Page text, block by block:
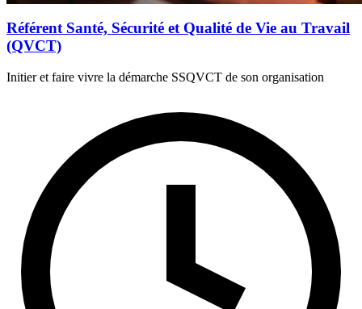
Référent Santé, Sécurité et Qualité de Vie au Travail
(QVCT)
Initier et faire vivre la démarche SSQVCT de son organisation